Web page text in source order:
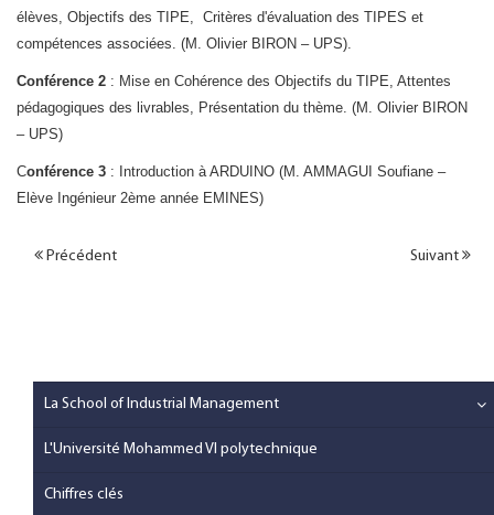
élèves, Objectifs des TIPE, Critères d'évaluation des TIPES et
compétences associées. (M. Olivier BIRON – UPS).
Conférence 2 : Mise en Cohérence des Objectifs du TIPE, Attentes
pédagogiques des livrables, Présentation du thème. (M. Olivier BIRON
– UPS)
Conférence 3 : Introduction à ARDUINO (M. AMMAGUI Soufiane –
Elève Ingénieur 2ème année EMINES)
Précédent Suivant
La School of Industrial Management
L'Université Mohammed VI polytechnique
Chiffres clés